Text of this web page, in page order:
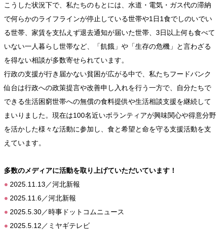
こうした状況下で、私たちのもとには、水道・電気・ガス代の滞納
で何らかのライフラインが停止している世帯や1日1食でしのいでい
る世帯、家賃を支払えず退去通知が届いた世帯、3日以上何も食べて
いない一人暮らし世帯など、「飢餓」や「生存の危機」と言わざる
を得ない相談が多数寄せられています。
行政の支援が行き届かない貧困が広がる中で、私たちフードバンク
仙台は行政への政策提言や改善申し入れを行う一方で、自分たちで
できる生活困窮世帯への無償の食料提供や生活相談支援を継続して
まいりました。現在は100名近いボランティアが興味関心や得意分野
を活かした様々な活動に参加し、食と希望と命を守る支援活動を支
えています。
多数のメディアに活動を取り上げていただいています！
● 2025.11.13／河北新報
● 2025.11.6／河北新報
● 2025.5.30／時事ドットコムニュース
● 2025.5.12／ミヤギテレビ